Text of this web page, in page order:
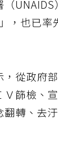
，也已
從政府
篩檢、
轉、去